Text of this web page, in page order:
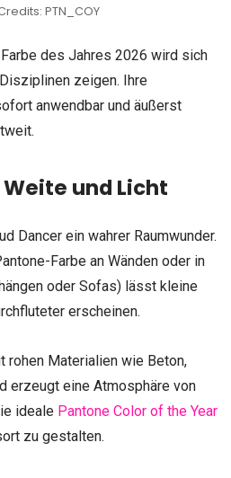
PTN_COY
des Jahres 2026 wird sich
zeigen. Ihre
anwendbar und äußerst
und Licht
Dancer ein wahrer Raumwunder.
Farbe an Wänden oder in
oder Sofas) lässt kleine
erscheinen.
rohen Materialien wie Beton,
erzeugt eine Atmosphäre von
ideale Pantone Color of the Year
zu gestalten.